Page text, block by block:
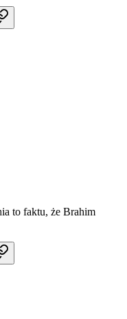
to faktu, że Brahim